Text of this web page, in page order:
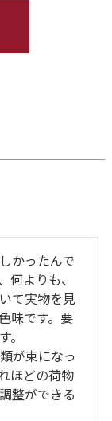
かったんで
よりも、
て実物を見
味です。要
が束になっ
ほどの荷物
整ができる